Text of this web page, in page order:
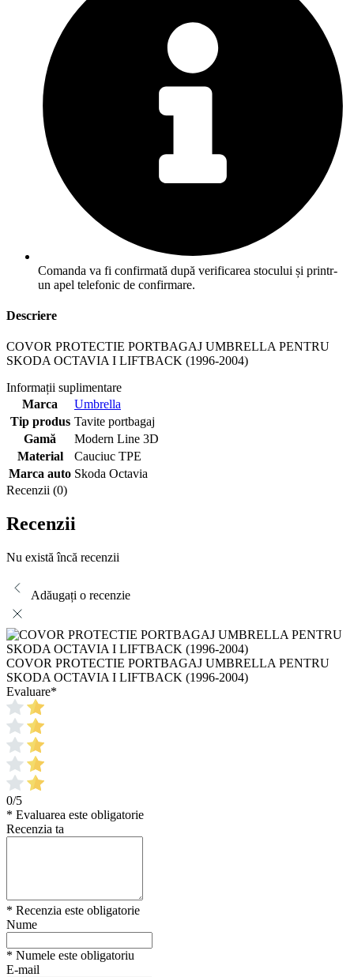
Comanda va fi confirmată după verificarea stocului și printr-
un apel telefonic de confirmare.
Descriere
COVOR PROTECTIE PORTBAGAJ UMBRELLA PENTRU
SKODA OCTAVIA I LIFTBACK (1996-2004)
Informații suplimentare
Marca
Umbrella
Tip produs Tavite portbagaj
Gamă
Modern Line 3D
Material
Cauciuc TPE
Marca auto Skoda Octavia
Recenzii (0)
Recenzii
Nu există încă recenzii
Adăugați o recenzie
COVOR PROTECTIE PORTBAGAJ UMBRELLA PENTRU
SKODA OCTAVIA I LIFTBACK (1996-2004)
Evaluare*
0/5
* Evaluarea este obligatorie
Recenzia ta
* Recenzia este obligatorie
Nume
* Numele este obligatoriu
E-mail